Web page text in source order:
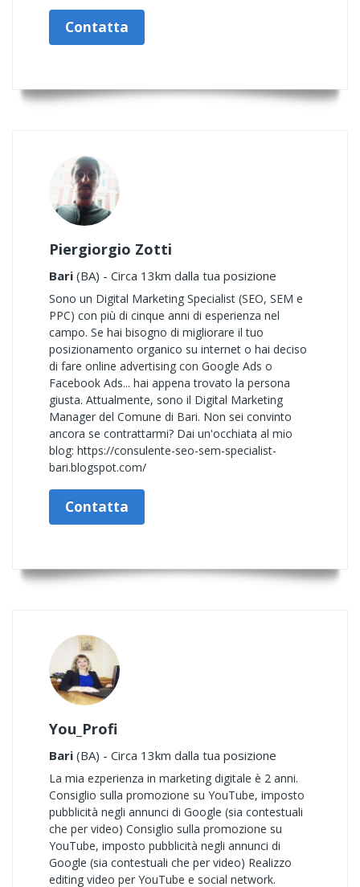
Contatta
Piergiorgio Zotti
Bari (BA) - Circa 13km dalla tua posizione
Sono un Digital Marketing Specialist (SEO, SEM e
PPC) con più di cinque anni di esperienza nel
campo. Se hai bisogno di migliorare il tuo
posizionamento organico su internet o hai deciso
di fare online advertising con Google Ads o
Facebook Ads... hai appena trovato la persona
giusta. Attualmente, sono il Digital Marketing
Manager del Comune di Bari. Non sei convinto
ancora se contrattarmi? Dai un'occhiata al mio
blog: https://consulente-seo-sem-specialist-
bari.blogspot.com/
Contatta
You_Profi
Bari (BA) - Circa 13km dalla tua posizione
La mia ezperienza in marketing digitale è 2 anni.
Consiglio sulla promozione su YouTube, imposto
pubblicità negli annunci di Google (sia contestuali
che per video) Consiglio sulla promozione su
YouTube, imposto pubblicità negli annunci di
Google (sia contestuali che per video) Realizzo
editing video per YouTube e social network.